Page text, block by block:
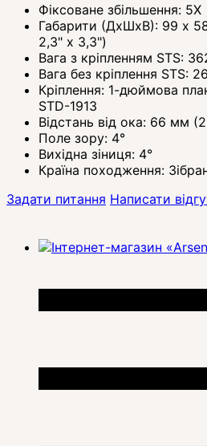
Фіксоване збільшення: 5X
Габарити (ДхШхВ): 99 x
2,3" x 3,3")
Вага з кріпленням STS:
Вага без кріплення STS:
Кріплення: 1-дюймова
STD-1913
Відстань від ока: 66 мм
Поле зору: 4°
Вихідна зіниця: 4°
Країна походження:
Задати питання Написати